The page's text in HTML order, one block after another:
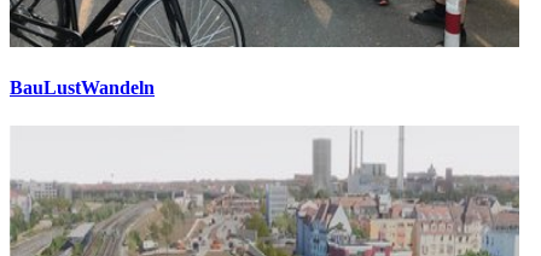
BauLustWandeln